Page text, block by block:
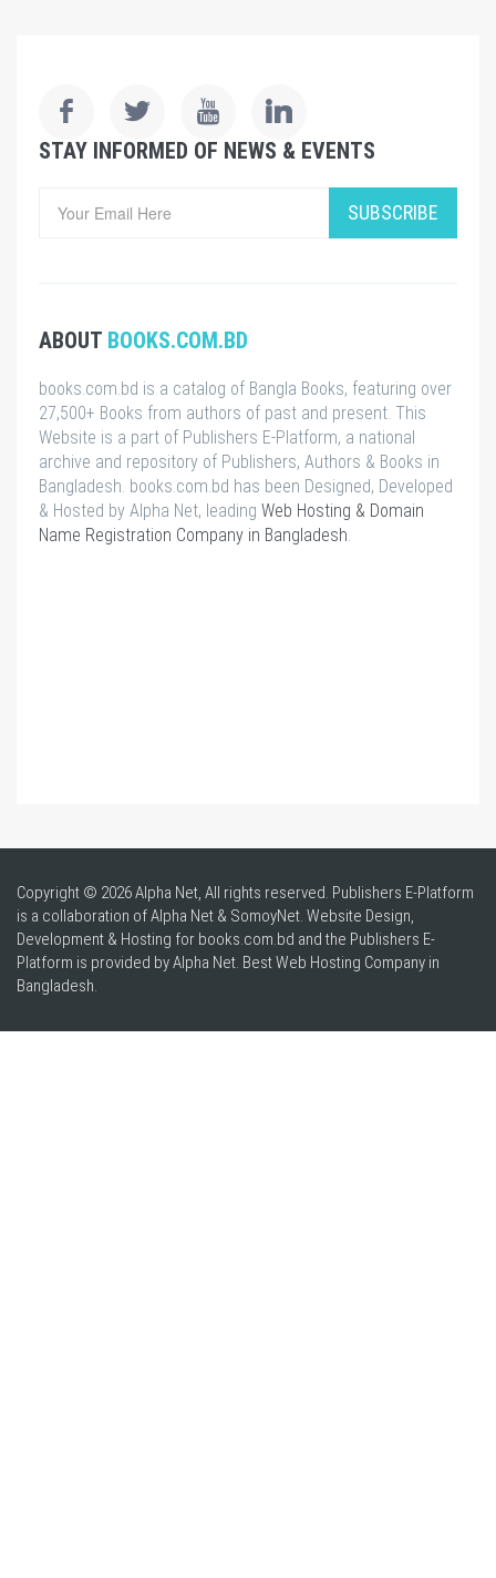
STAY INFORMED OF NEWS & EVENTS
SUBSCRIBE
ABOUT BOOKS.COM.BD
books.com.bd is a catalog of Bangla Books, featuring over
27,500+ Books from authors of past and present. This
Website is a part of Publishers E-Platform, a national
archive and repository of Publishers, Authors & Books in
Bangladesh. books.com.bd has been Designed, Developed
& Hosted by Alpha Net, leading Web Hosting & Domain
Name Registration Company in Bangladesh.
Copyright © 2026 Alpha Net, All rights reserved. Publishers E-Platform
is a collaboration of Alpha Net & SomoyNet. Website Design,
Development & Hosting for books.com.bd and the Publishers E-
Platform is provided by Alpha Net. BestWeb Hosting Company in
Bangladesh.